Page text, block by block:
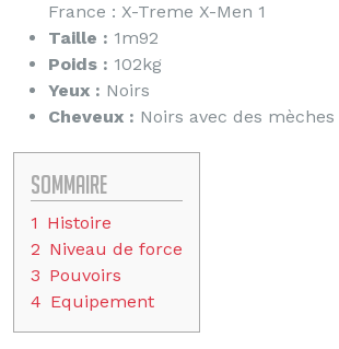
France : X-Treme X-Men 1
Taille : 1m92
Poids : 102kg
Yeux : Noirs
Cheveux : Noirs avec des mèches
Sommaire
1 Histoire
2 Niveau de force
3 Pouvoirs
4 Equipement